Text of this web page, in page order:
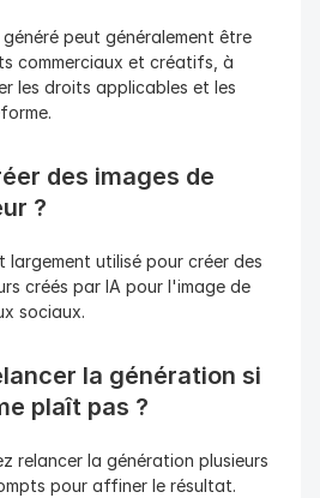
généré peut généralement être
commerciaux et créatifs, à
les droits applicables et les
des images de
?
largement utilisé pour créer des
créés par IA pour l'image de
sociaux.
la génération si
plaît pas ?
relancer la génération plusieurs
pour affiner le résultat.